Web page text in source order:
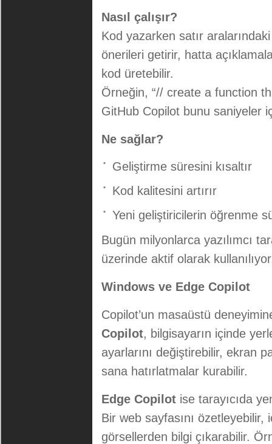
Nasıl çalışır?
Kod yazarken satır
önerileri getirir, hatta
kod üretebilir.
Örneğin, “// create a function
GitHub Copilot bunu saniyeler
Ne sağlar?
Geliştirme süresini kısaltır
Kod kalitesini artırır
Yeni geliştiricilerin öğrenme
Bugün milyonlarca yazılımcı
üzerinde aktif olarak
Windows ve Edge Copilot
Copilot’un masaüstü
Copilot, bilgisayarın içinde
ayarlarını değiştirebilir, ekran
sana hatırlatmalar kurabilir.
Edge Copilot ise tarayıcıda
Bir web sayfasını
görsellerden bilgi çıkarabilir.